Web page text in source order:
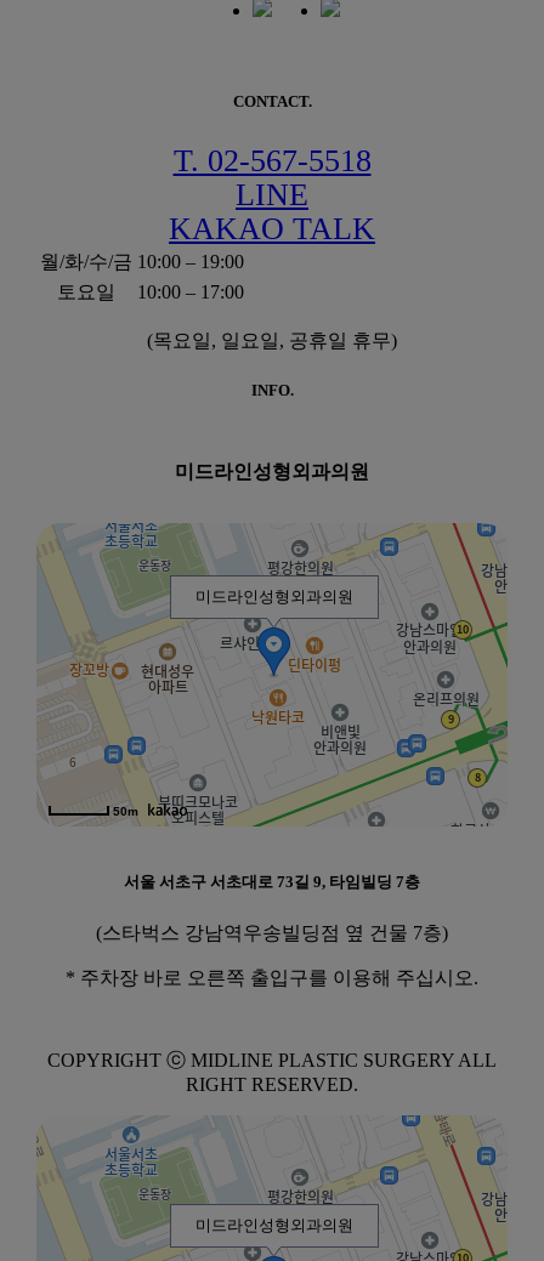
CONTACT.
T. 02-567-5518
LINE
KAKAO TALK
월/화/수/금 10:00 – 19:00
토요일
10:00 – 17:00
(목요일, 일요일, 공휴일 휴무)
INFO.
미드라인성형외과의원
미드라인성형외과의원
50m
서울 서초구 서초대로 73길 9, 타임빌딩 7층
(스타벅스 강남역우송빌딩점 옆 건물 7층)
* 주차장 바로 오른쪽 출입구를 이용해 주십시오.
COPYRIGHT ⓒ MIDLINE PLASTIC SURGERY ALL
RIGHT RESERVED.
미드라인성형외과의원